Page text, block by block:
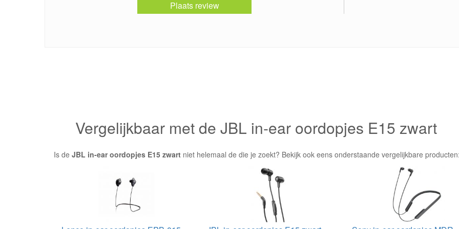
Plaats review
Vergelijkbaar met de JBL in-ear oordopjes E15 zwart
Is de JBL in-ear oordopjes E15 zwart niet helemaal de die je zoekt? Bekijk ook eens onderstaande vergelijkbare